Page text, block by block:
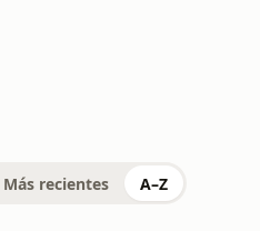
Más recientes A–Z